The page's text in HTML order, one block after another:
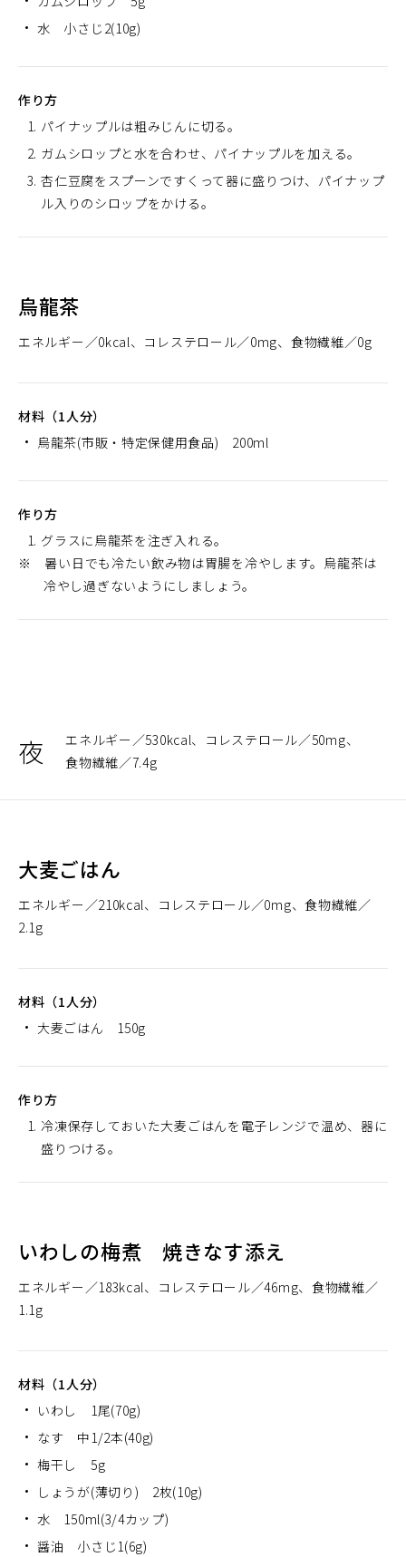
水 小さじ2(10g)
作り方
パイナップルは粗みじんに切る。
ガムシロップと水を合わせ、パイナップルを加える。
杏仁豆腐をスプーンですくって器に盛りつけ、パイナップ
ル入りのシロップをかける。
烏龍茶
エネルギー 0kcal コレステロール 0mg 食物繊維 0g
材料（1人分）
烏龍茶(市販・特定保健用食品) 200ml
作り方
グラスに烏龍茶を注ぎ入れる。
※ 暑い日でも冷たい飲み物は胃腸を冷やします。烏龍茶は
冷やし過ぎないようにしましょう。
夜 エネルギー 530kcal コレステロール
50mg
食物繊維
7.4g
大麦ごはん
エネルギー 210kcal コレステロール 0mg
食物繊維
2.1g
材料（1人分）
大麦ごはん 150g
作り方
冷凍保存しておいた大麦ごはんを電子レンジで温め、器に
盛りつける。
いわしの梅煮 焼きなす添え
エネルギー 183kcal コレステロール 46mg
食物繊維
1.1g
材料（1人分）
いわし 1尾(70g)
なす 中1/2本(40g)
梅干し 5g
しょうが(薄切り) 2枚(10g)
水 150ml(3/4カップ)
醤油 小さじ1(6g)